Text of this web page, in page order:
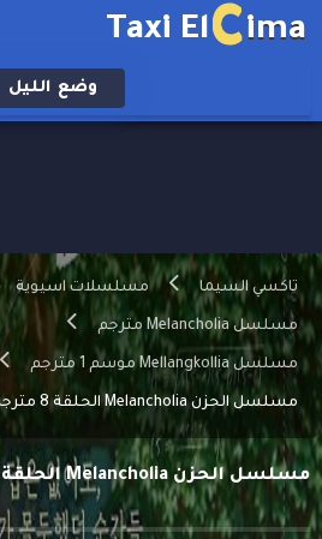
Taxi ElCima
وضع الليل
تاكسي السيما مسلسلات اسيوية
مسلسل Melancholia مترجم
مسلسل Mellangkollia موسم 1 مترجم
مسلسل الحزن Melancholia الحلقة 8 مترجمة
مسلسل الحزن Melancholia الحلقة 8 مترجمة